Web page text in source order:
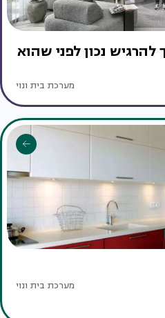
להרגיש נכון לפני שהוא
מערכת בית ונוי
מערכת בית ונוי